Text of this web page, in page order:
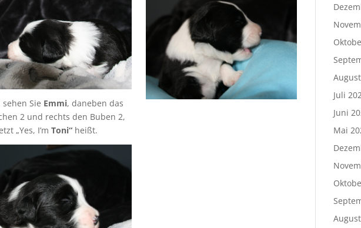
sehen Sie Emmi, daneben das
2 und rechts den Buben 2,
„Yes, I’mToni“ heißt.
Juli
Juni
Mai